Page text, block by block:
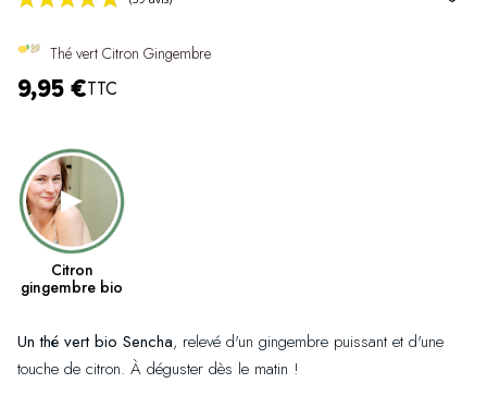
Thé vert Citron Gingembre
9,95 €TTC
Citron
gingembre bio
Un thé vert bio Sencha, relevé d'un gingembre puissant et d'une
touche de citron. À déguster dès le matin !